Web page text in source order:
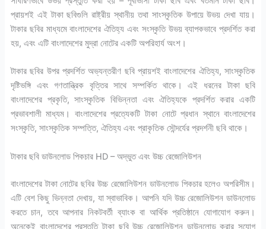
প্রায়শই এই টাকা ছবিগুলি রাষ্ট্রীয় স্থানীয় তথা সাংস্কৃতিক উপায়ে উভয় দেখা যায়।
টাকার ছবির মাধ্যমে বাংলাদেশের ঐতিহ্য এবং সংস্কৃতি উভয় ব্যাপকভাবে প্রদর্শিত করা
হয়, এবং এটি বাংলাদেশের মুদ্রা নোটের একটি অপরিহার্য অংশ।
টাকার ছবির উপর প্রদর্শিত অভ্যন্তরীণ ছবি প্রায়শই বাংলাদেশের ঐতিহ্য, সাংস্কৃতিক
দৃষ্টিভঙ্গি এবং গণতান্ত্রিক বৃত্তির সাথে সম্পর্কিত থাকে। এই ধরনের টাকা ছবি
বাংলাদেশের প্রকৃতি, সাংস্কৃতিক বিভিন্নতা এবং ঐতিহ্যকে প্রদর্শিত করার একটি
প্রভাবশালী মাধ্যম। বাংলাদেশের প্রত্যেকটি টাকা নোটে প্রধান স্থানে বাংলাদেশের
সংস্কৃতি, সাংস্কৃতিক সম্পত্তি, ঐতিহ্য এবং প্রাকৃতিক সৌন্দর্যের প্রদর্শনী ছবি থাকে।
টাকার ছবি ডাউনলোড পিকচার HD – অদ্ভুত এবং উচ্চ রেজোলিউশন
বাংলাদেশের টাকা নোটের ছবির উচ্চ রেজোলিউশন ডাউনলোড পিকচার হলেও অপরিসীম।
এটি বেশ কিছু ভিন্নতা দেখায়, যা স্বাভাবিক। আপনি যদি উচ্চ রেজোলিউশন ডাউনলোড
করতে চান, তবে আপনার নিকটবর্তী ব্যাংক বা আর্থিক প্রতিষ্ঠানে যোগাযোগ করুন।
অনেকেই বাংলাদেশের প্রস্তুতি টাকা ছবি উচ্চ রেজোলিউশন ডাউনলোড করার সুযোগ